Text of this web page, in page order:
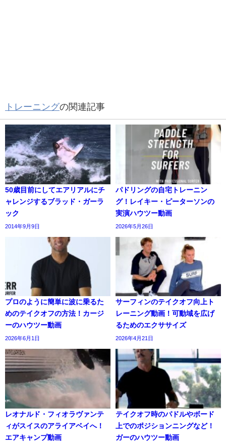
トレーニングの関連記事
50歳目前にしてエアリアルにチ
ャレンジするブラッド・ガーラ
ック
2014年9月9日
パドリングの自宅トレーニン
グ！レイキー・ピーターソンの
実演ハウツー動画
2026年5月26日
プロのように簡単に波に乗るた
めのテイクオフの方法！カージ
ーのハウツー動画
2026年6月1日
サーフィンのテイクオフ向上ト
レーニング動画！可動域を広げ
るためのエクササイズ
2026年4月21日
レオナルド・フィオラヴァンテ
ィがスイスのアライアベイへ！
エアキャンプ動画
テイクオフ時のパドルやボード
上でのポジションニングなど！
ガーのハウツー動画